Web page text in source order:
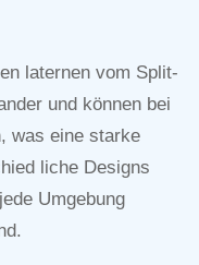
laternen vom Split-
und können bei
was eine starke
liche Designs
Umgebung